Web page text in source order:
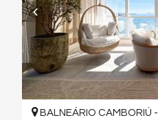
BALNEÁRIO CAMBORIÚ -